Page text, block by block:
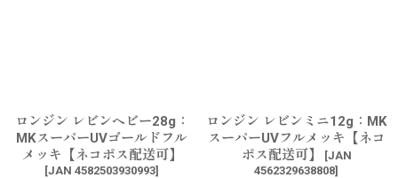
ロンジン レビンヘビー28g：
MKスーパーUVゴールドフル
メッキ【ネコポス配送可】
[JAN 4582503930993]
ロンジン レビンミニ12g：MK
スーパーUVフルメッキ【ネコ
ポス配送可】
[JAN
4562329638808]